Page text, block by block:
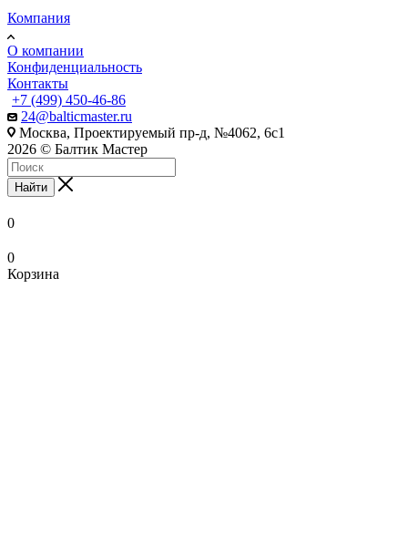
Компания
О компании
Конфиденциальность
Контакты
+7 (499) 450-46-86
24@balticmaster.ru
Москва, Проектируемый пр-д, №4062, 6с1
2026 © Балтик Мастер
Найти
0
0
Корзина